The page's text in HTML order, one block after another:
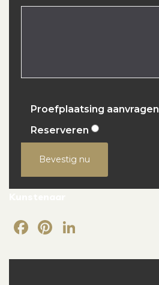
Proefplaatsing aanvragen
Reserveren
Bevestig nu
Facebook
Pinterest